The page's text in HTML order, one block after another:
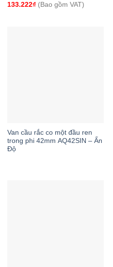
133.222₫(Bao gồm VAT)
Van cầu rắc co một đầu ren
trong phi 42mm AQ42SIN – Ấn
Độ